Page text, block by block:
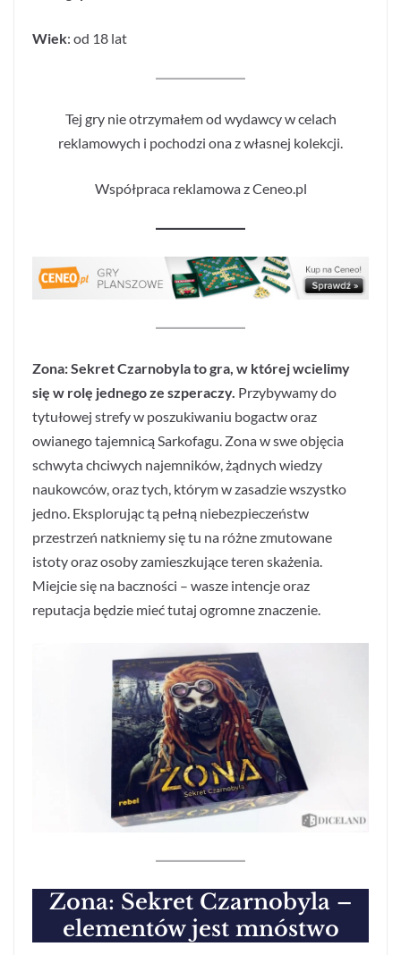
Wiek: od 18 lat
Tej gry nie otrzymałem od wydawcy w celach
reklamowych i pochodzi ona z własnej kolekcji.
Współpraca reklamowa z Ceneo.pl
Zona: Sekret Czarnobyla to gra, w której wcielimy
się w rolę jednego ze szperaczy. Przybywamy do
tytułowej strefy w poszukiwaniu bogactw oraz
owianego tajemnicą Sarkofagu. Zona w swe objęcia
schwyta chciwych najemników, żądnych wiedzy
naukowców, oraz tych, którym w zasadzie wszystko
jedno. Eksplorując tą pełną niebezpieczeństw
przestrzeń natkniemy się tu na różne zmutowane
istoty oraz osoby zamieszkujące teren skażenia.
Miejcie się na baczności – wasze intencje oraz
reputacja będzie mieć tutaj ogromne znaczenie.
Zona: Sekret Czarnobyla –
elementów jest mnóstwo